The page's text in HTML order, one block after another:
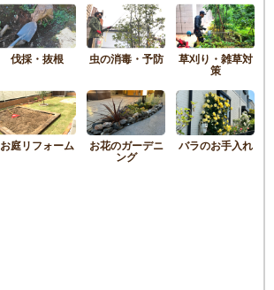
伐採・抜根 虫の消毒・予防 草刈り・雑草対
策
お庭リフォーム お花のガーデニ
ング
バラのお手入れ